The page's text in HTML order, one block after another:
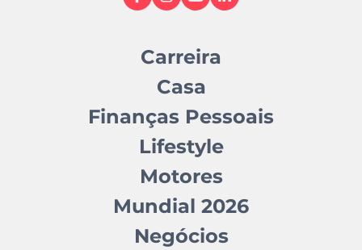
Carreira
Casa
Finanças Pessoais
Lifestyle
Motores
Mundial 2026
Negócios